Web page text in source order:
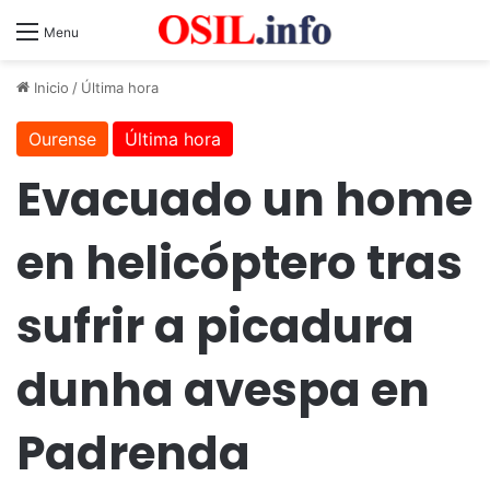
Menu
Inicio / Última hora
Ourense Última hora
Evacuado un home
en helicóptero tras
sufrir a picadura
dunha avespa en
Padrenda